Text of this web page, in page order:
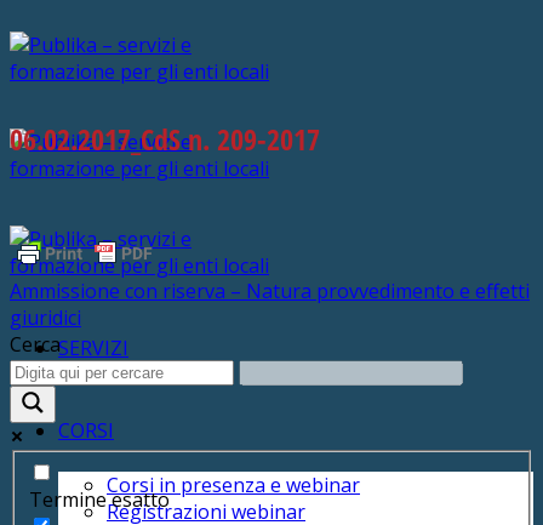
SERVIZI
CORSI
Corsi in presenza e webinar
Registrazioni webinar
06.02.2017_CdS n. 209-2017
Ammissione con riserva – Natura provvedimento e effetti
giuridici
Cerca
Termine esatto